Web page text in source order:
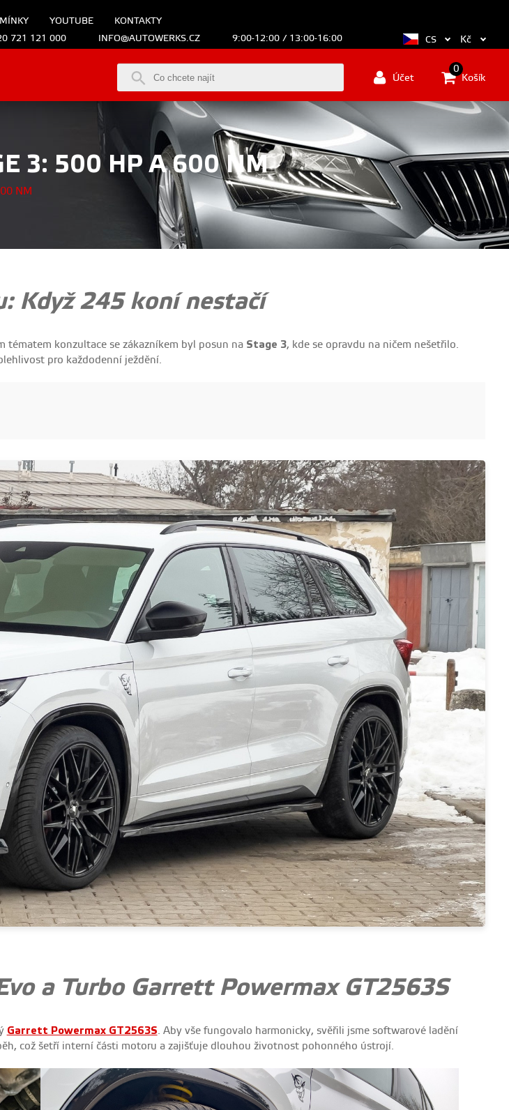
YOUTUBE
KONTAKTY
721 121 000
INFO@AUTOWERKS.CZ 9:00-12:00 / 13:00-16:00 CS Kč
Účet Košík
0
3: 500 HP A 600 NM
NM
Když 245 koní nestačí
tématem konzultace se zákazníkem byl posun na Stage 3, kde se opravdu na ničem nešetřilo.
pro každodenní ježdění.
a Turbo Garrett Powermax GT2563S
Garrett Powermax GT2563S. Aby vše fungovalo harmonicky, svěřili jsme softwarové ladění
což šetří interní části motoru a zajišťuje dlouhou životnost pohonného ústrojí.